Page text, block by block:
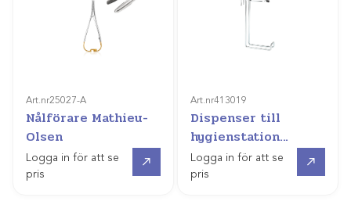
Art.nr25027-A
Nålförare Mathieu-
Olsen
Logga in för att se
pris
Art.nr413019
Dispenser till
hygienstation
(110mm servettbox)
Logga in för att se
pris